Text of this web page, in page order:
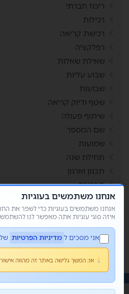
ריכוז חברתי
רכילות
רכישת קריאה
רפלקציה
שאילת שאלות
שבוע עליות
שבועות
שטף ודיוק קריאה
שיתוף פעולה
שם המספר
שמועות
תחילת שנה
תכנון וארגון
תפזורת
תשבצים
אנחנו משתמשים בעוגיות
אנחנו משתמשים בעוגיות כדי לשפר את
איזה סוגי עוגיות אתה מאפשר לנו
אני מסכים ל מדיניות הפרטיות
או: המשך גלישה באתר זה מהווה אישור